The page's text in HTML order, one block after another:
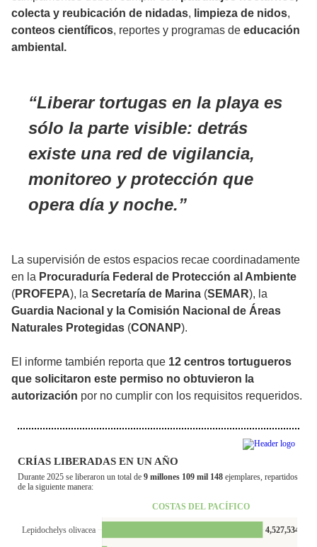
colecta y reubicación de nidadas, limpieza de nidos,
conteos científicos, reportes y programas de educación
ambiental.
Liberar tortugas en la playa es
sólo la parte visible: detrás
existe una red de vigilancia,
monitoreo y protección que
opera día y noche.
La supervisión de estos espacios recae coordinadamente
en la Procuraduría Federal de Protección al Ambiente
(PROFEPA), la Secretaría de Marina (SEMAR), la
Guardia Nacional y la Comisión Nacional de Áreas
Naturales Protegidas (CONANP).
El informe también reporta que 12 centros tortugueros
que solicitaron este permiso no obtuvieron la
autorización por no cumplir con los requisitos requeridos.